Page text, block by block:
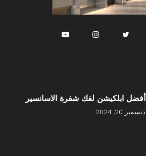
أفضل ابلكيشن لفك شفرة الاسانسير
ديسمبر 20, 2024